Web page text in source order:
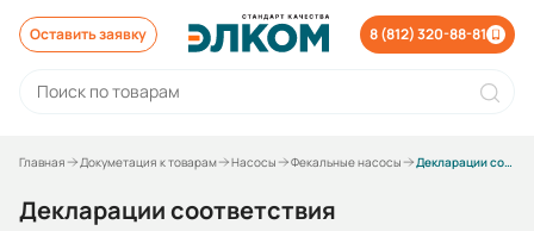
Оставить заявку 8 (812) 320-88-81
Главная Докуметация к товарам Насосы Фекальные насосы Декларации соответствия
Декларации соответствия